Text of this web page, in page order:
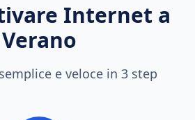
Internet a
Verano
e veloce in 3 step